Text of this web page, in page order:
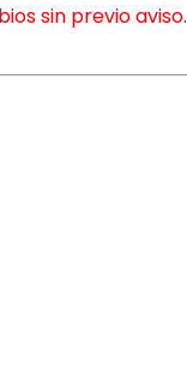
sin previo aviso.